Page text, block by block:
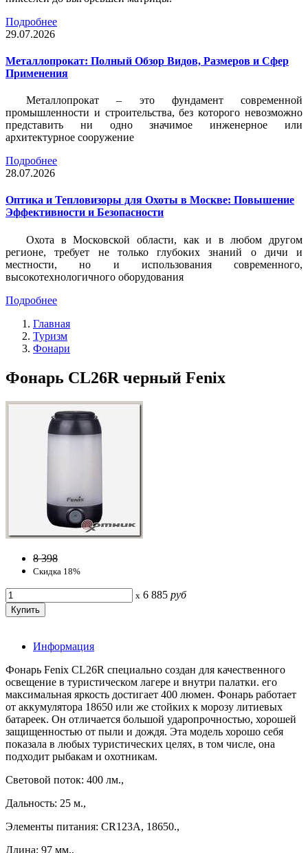
Подробнее
29.07.2026
Металлопрокат: Полный Обзор Видов, Размеров и Сфер
Применения
Металлопрокат – это фундамент современной
промышленности и строительства, без которого невозможно
представить ни одно значимое инженерное или
архитектурное сооружение
Подробнее
28.07.2026
Оптика и Тепловизоры для Охоты в Москве: Повышение
Эффективности и Безопасности
Охота в Московской области, как и в любом другом
регионе, требует не только глубоких знаний о дичи и
местности, но и использования современного,
высокотехнологичного оборудования
Подробнее
Главная
Туризм
Фонари
Фонарь CL26R черный Fenix
8 398
Скидка 18%
x 6 885 руб
Информация
Фонарь Fenix CL26R специально создан для качественного
освещение в туристическом лагере и внутри палатки. его
максимальная яркость достигает 400 люмен. Фонарь работает
от аккумулятора 18650 или же стойких к морозу литиевых
батареек. Он отличается большой ударопрочностью, хорошей
защищенностью от пыли и дождя. Эта модель хорошо себя
показала в любых туристических целях, в том числе, она
подходит рыбакам и охотникам.
Световой поток: 400 лм.,
Дальность: 25 м.,
Элементы питания: CR123A, 18650.,
Длина: 97 мм.,